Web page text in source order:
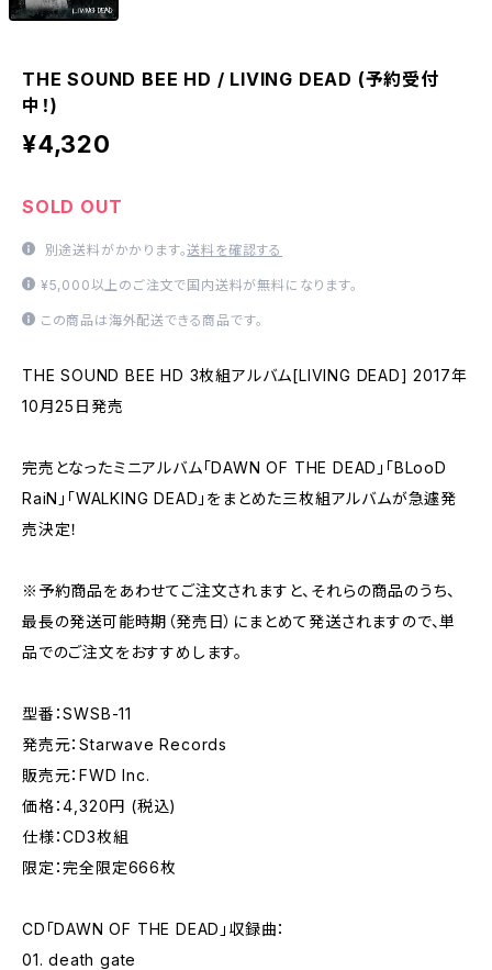
THE SOUND BEE HD / LIVING DEAD (予約受付
中！)
¥4,320
SOLD OUT
別途送料がかかります。送料を確認する
¥5,000以上のご注文で国内送料が無料になります。
この商品は海外配送できる商品です。
THE SOUND BEE HD 3枚組アルバム[LIVING DEAD] 2017年
10月25日発売
完売となったミニアルバム「DAWN OF THE DEAD」「BLooD
RaiN」「WALKING DEAD」をまとめた三枚組アルバムが急遽発
売決定！
※予約商品をあわせてご注文されますと、それらの商品のうち、
最長の発送可能時期（発売日）にまとめて発送されますので、単
品でのご注文をおすすめします。
型番：SWSB-11
発売元：Starwave Records
販売元：FWD Inc.
価格：4,320円 (税込)
仕様：CD3枚組
限定：完全限定666枚
CD「DAWN OF THE DEAD」収録曲：
01. death gate